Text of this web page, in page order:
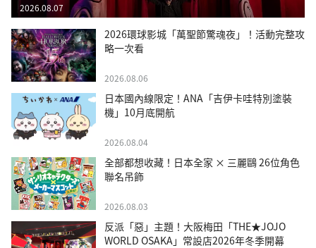
2026.08.07
2026環球影城「萬聖節驚魂夜」！活動完整攻
略一次看
2026.08.06
日本國內線限定！ANA「吉伊卡哇特別塗裝
機」10月底開航
2026.08.04
全部都想收藏！日本全家 × 三麗鷗 26位角色
聯名吊飾
2026.08.03
反派「惡」主題！大阪梅田「THE★JOJO
WORLD OSAKA」常設店2026年冬季開幕